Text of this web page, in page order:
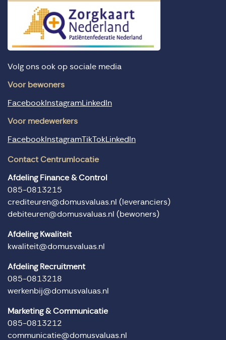
Volg ons ook op sociale media
Voor bewoners
Facebook Instagram LinkedIn
Voor medewerkers
Facebook InstagramTikTok LinkedIn
Contact Centrumlocatie
Afdeling Finance & Control
085-0813215
crediteuren@domusvaluas.nl (leveranciers)
debiteuren@domusvaluas.nl (bewoners)
Afdeling Kwaliteit
kwaliteit@domusvaluas.nl
Afdeling Recruitment
085-0813218
werkenbij@domusvaluas.nl
Marketing & Communicatie
085-0813212
communicatie@domusvaluas.nl